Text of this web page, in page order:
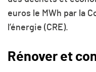
euros le MWh par la
l’énergie (CRE).
Rénover et